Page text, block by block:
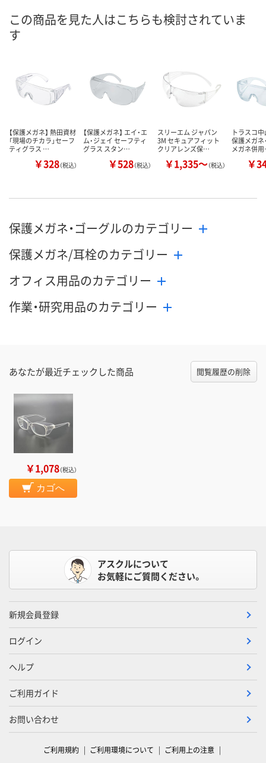
この商品を見た人はこちらも検討されていま
す
【保護メガネ】 熱田資材
「現場のチカラ」セーフ
ティグラス …
￥328（税込）
【保護メガネ】 エイ・エ
ム・ジェイ セーフティ
グラス スタン…
￥528（税込）
スリーエム ジャパン
3M セキュアフィット
クリアレンズ保…
￥1,335～（税込）
トラスコ
保護メガネ
メガネ併
￥
保護メガネ・ゴーグルのカテゴリー
保護メガネ/耳栓のカテゴリー
オフィス用品のカテゴリー
作業・研究用品のカテゴリー
あなたが最近チェックした商品 閲覧履歴の削除
￥1,078（税込）
カゴへ
アスクルについて
お気軽にご質問ください。
新規会員登録
ログイン
ヘルプ
ご利用ガイド
お問い合わせ
ご利用規約 ご利用環境について
ご利用上の注意